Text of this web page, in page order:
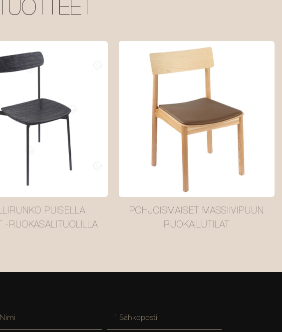
PUISELLA
-RUOKASALITUOLILLA
POHJOISMAISET MASSIIVIPUUN
RUOKAILUTILAT
Nimi Sähköposti